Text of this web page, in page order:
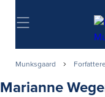
Søg
Munksgaard Forfattere
Marianne